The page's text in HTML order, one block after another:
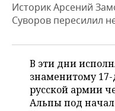
КОРОЛИ
КОМУ
ТОРГОВЫЕ ЦЕНТРЫ
ТАТАРСТАНА
ФИНАНСЫ
БЮДЖЕТ
ИНВЕСТИЦИИ
НОВОСТИ
ПРОМЫШЛЕННОСТИ
АГРОПРОМ
МАШИНОСТРОЕНИЕ
НЕФТЕХИМИЯ
НЕДВИЖИМОСТЬ
НОВОСТИ АВТО
БИЗНЕС
НОВОСТИ БИЗНЕСА
ТЕХНОЛОГИИ
Историк Арсений
Суворов пересилил
В эти дни
знаменитому
русской армии
Альпы под